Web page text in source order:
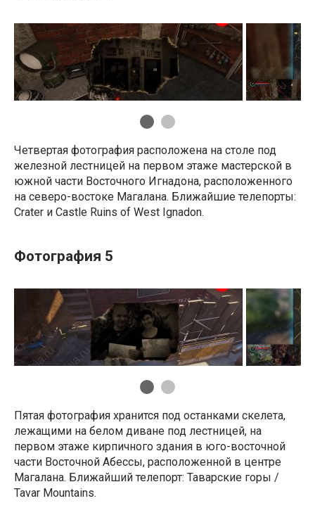
Четвертая фотография расположена на столе под
железной лестницей на первом этаже мастерской в
южной части Восточного Игнадона, расположенного
на северо-востоке Магалана. Ближайшие телепорты:
Crater и Castle Ruins of West Ignadon.
Фотография 5
Пятая фотография хранится под останками скелета,
лежащими на белом диване под лестницей, на
первом этаже кирпичного здания в юго-восточной
части Восточной Абессы, расположенной в центре
Магалана. Ближайший телепорт: Таварские горы /
Tavar Mountains.